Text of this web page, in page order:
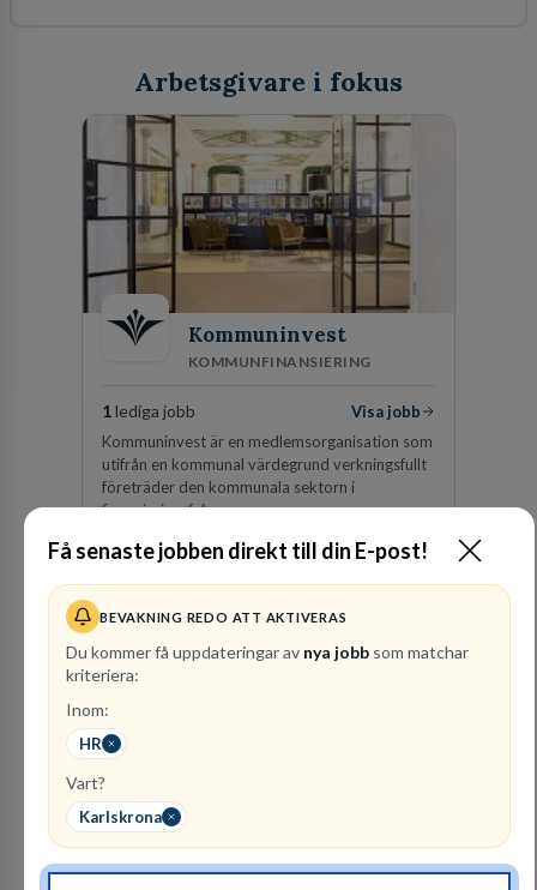
Få senaste jobben direkt till din E-post!
BEVAKNING REDO ATT AKTIVERAS
Du kommer få uppdateringar av nya jobb som matchar
kriteriera:
Inom:
HR
Vart?
Karlskrona
Arbetsgivare i fokus
Kommuninvest
KOMMUNFINANSIERING
1 lediga jobb
Visa jobb
Kommuninvest är en medlemsorganisation som
utifrån en kommunal värdegrund verkningsfullt
företräder den kommunala sektorn i
finansieringsfrågor.
Besök profil
301lediga jobb Visa jobb